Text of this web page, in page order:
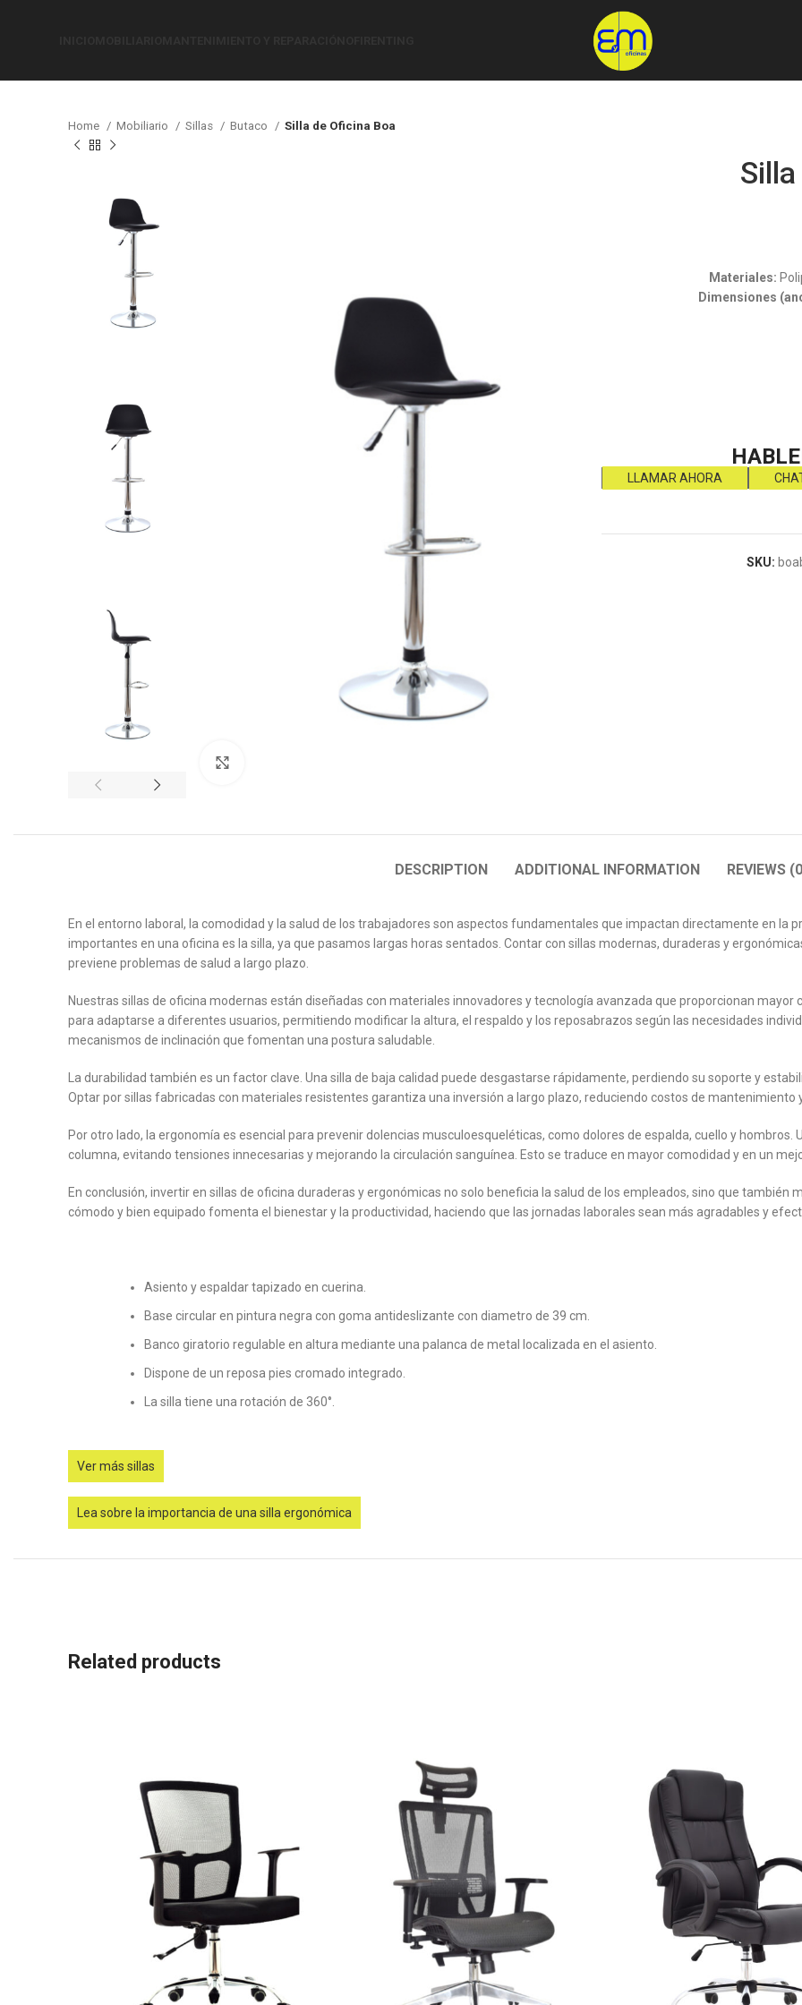
Home Mobiliario Sillas Butaco Silla de Oficina Boa
Materiales:
Dimensiones
LLAMAR AHORA
SKU:
DESCRIPTION ADDITIONAL INFORMATION REVIEWS
En el entorno laboral, la comodidad y la salud de los trabajadores son aspectos fundamentales que impactan directamente en la
importantes en una oficina es la silla, ya que pasamos largas horas sentados. Contar con sillas modernas, duraderas y
previene problemas de salud a largo plazo.
Nuestras sillas de oficina modernas están diseñadas con materiales innovadores y tecnología avanzada que proporcionan
para adaptarse a diferentes usuarios, permitiendo modificar la altura, el respaldo y los reposabrazos según las necesidades
mecanismos de inclinación que fomentan una postura saludable.
La durabilidad también es un factor clave. Una silla de baja calidad puede desgastarse rápidamente, perdiendo su soporte y
Optar por sillas fabricadas con materiales resistentes garantiza una inversión a largo plazo, reduciendo costos de mantenimiento
Por otro lado, la ergonomía es esencial para prevenir dolencias musculoesqueléticas, como dolores de espalda, cuello y
columna, evitando tensiones innecesarias y mejorando la circulación sanguínea. Esto se traduce en mayor comodidad y en un
En conclusión, invertir en sillas de oficina duraderas y ergonómicas no solo beneficia la salud de los empleados, sino que también
cómodo y bien equipado fomenta el bienestar y la productividad, haciendo que las jornadas laborales sean más agradables y
Asiento y espaldar tapizado en cuerina.
Base circular en pintura negra con goma antideslizante con diametro de 39 cm.
Banco giratorio regulable en altura mediante una palanca de metal localizada en el asiento.
Dispone de un reposa pies cromado integrado.
La silla tiene una rotación de 360°.
Ver más sillas
Lea sobre la importancia de una silla ergonómica
Related products